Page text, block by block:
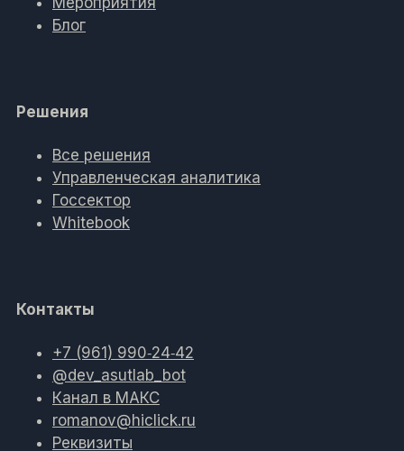
Блог
Решения
Все решения
Управленческая аналитика
Госсектор
Whitebook
Контакты
+7 (961) 990‑24‑42
@dev_asutlab_bot
Канал в МАКС
romanov@hiclick.ru
Реквизиты